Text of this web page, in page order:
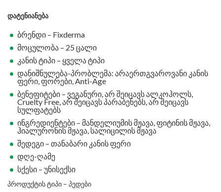
დატენიანება
ბრენდი – Fixderma
მოცულობა – 25 ცალი
კანის ტიპი – ყველა ტიპი
დანიშნულება-პრობლემა: არაერთგვაროვანი კანის
ფერი, ფორები, Anti-Age
ბენეფიტები – ვეგანური, არ შეიცავს ალკოჰოლს,
Cruelty Free, არ შეიცავს პარაბენებს, არ შეიცავს
სულფატებს
ინგრედიენტები – მანდელიუმის მჟავა, ფიტინის მჟავა,
ჰიალურონის მჟავა, სალიცილის მჟავა
შედეგი – თანაბარი კანის ფერი
დღე-ღამე
სქესი – უნისექსი
პროდუქტის ტიპი – პედები